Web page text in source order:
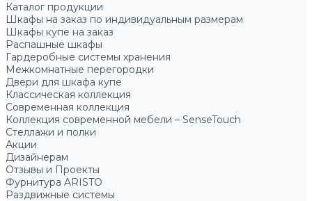
Каталог продукции
Шкафы на заказ по индивидуальным размерам
Шкафы купе на заказ
Распашные шкафы
Гардеробные системы хранения
Межкомнатные перегородки
Двери для шкафа купе
Классическая коллекция
Современная коллекция
Коллекция современной мебели – SenseTouch
Стеллажи и полки
Акции
Дизайнерам
Отзывы и Проекты
Фурнитура ARISTO
Раздвижные системы